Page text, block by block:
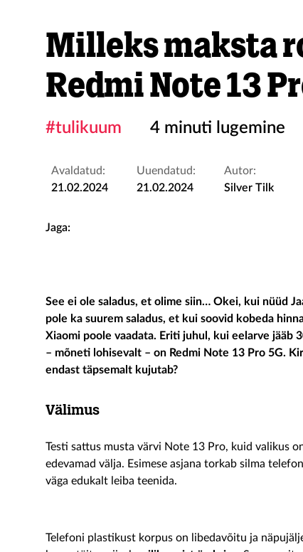
Milleks maksta
Redmi Note 13
#tulikuum 4 minuti lugemine
Avaldatud:
21.02.2024
Uuendatud:
21.02.2024
Autor:
Silver Tilk
Jaga:
See ei ole saladus, et olime siin… Okei, kui nüüd
pole ka suurem saladus, et kui soovid kobeda
Xiaomi poole vaadata. Eriti juhul, kui eelarve jääb
– mõneti lohisevalt – on Redmi Note 13 Pro 5G.
endast täpsemalt kujutab?
Välimus
Testi sattus musta värvi Note 13 Pro, kuid valikus
edevamad välja. Esimese asjana torkab silma
väga edukalt leiba teenida.
Telefoni plastikust korpus on libedavõitu ja